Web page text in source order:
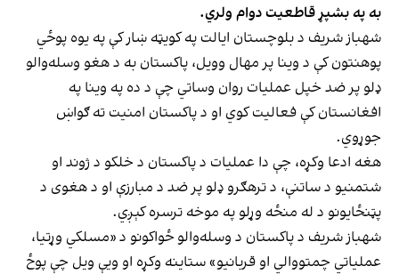
به په بشپړ قاطعیت دوام ولري.
شهباز شریف د بلوچستان ایالت په کویټه ښار کې په یوه پوځي
پوهنتون کې د وینا پر مهال وویل، پاکستان به د هغو وسله‌والو
ډلو پر ضد خپل عملیات روان وساتي چې د ده په وینا په
افغانستان کې فعالیت کوي او د پاکستان امنیت ته ګواښ
جوړوي.
هغه ادعا وکړه، چې دا عملیات د پاکستان د خلکو د ژوند او
شتمنیو د ساتنې، د ترهګرو ډلو پر ضد د مبارزې او د هغوی د
پټنځایونو د له منځه وړلو په موخه ترسره کېږي.
شهباز شریف د پاکستان د وسله‌والو ځواکونو د «مسلکي وړتیا،
عملیاتي چمتووالي او قربانیو» ستاینه وکړه او ویې ویل چې پوځ